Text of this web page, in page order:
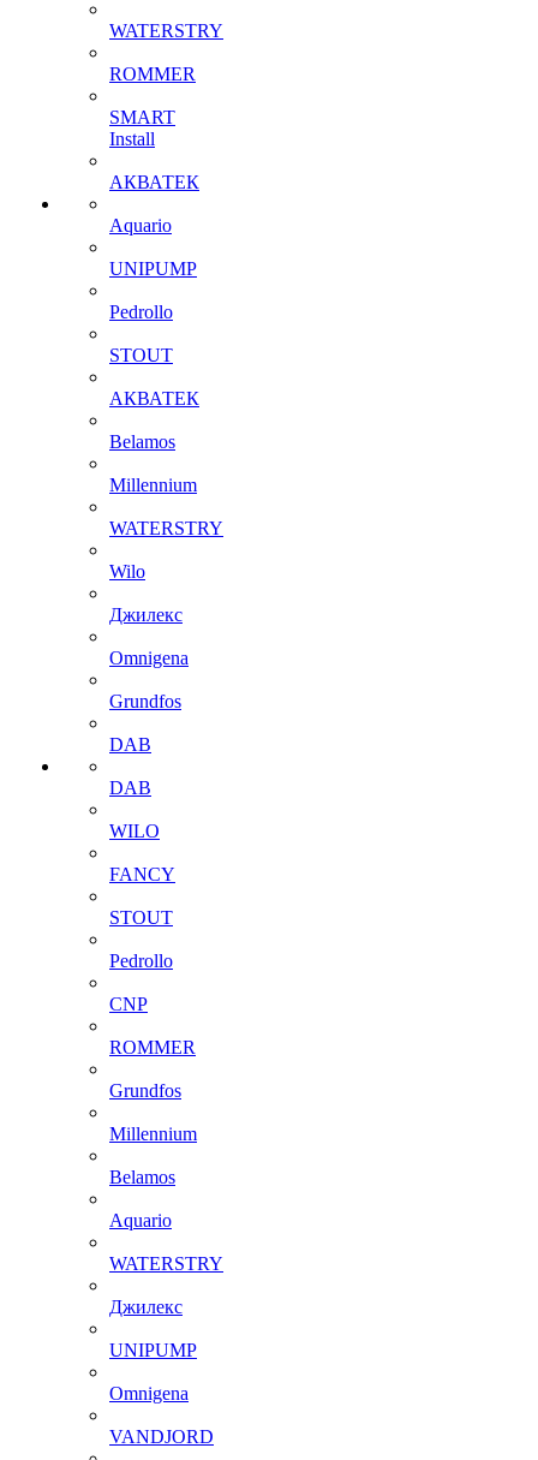
WATERSTRY
ROMMER
SMART
Install
АКВАТЕК
Aquario
UNIPUMP
Pedrollo
STOUT
АКВАТЕК
Belamos
Millennium
WATERSTRY
Wilo
Джилекс
Omnigena
Grundfos
DAB
DAB
WILO
FANCY
STOUT
Pedrollo
CNP
ROMMER
Grundfos
Millennium
Belamos
Aquario
WATERSTRY
Джилекс
UNIPUMP
Omnigena
VANDJORD